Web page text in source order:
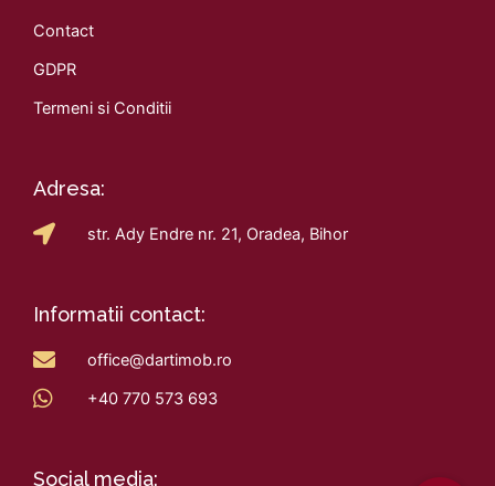
Contact
GDPR
Termeni si Conditii
Adresa:
str. Ady Endre nr. 21, Oradea, Bihor
Informatii contact:
office@dartimob.ro
+40 770 573 693
Social media: